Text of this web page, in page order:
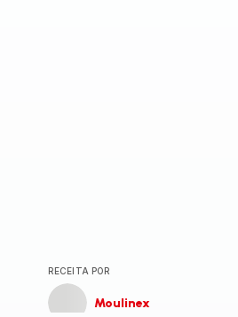
RECEITA POR
Moulinex